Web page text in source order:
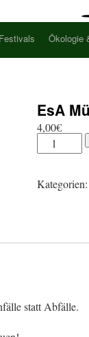
Ökologie
EsA
4,00€
Kategorien:
statt Abfälle.